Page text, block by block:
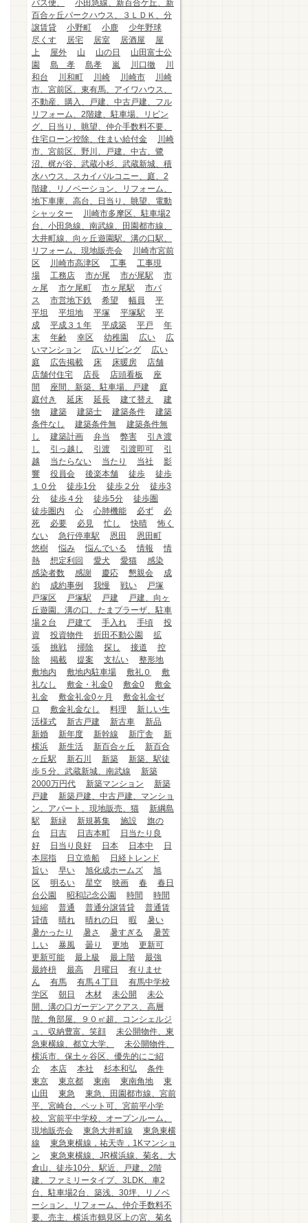
バス便、
小田急線、新百合ケ丘、新
百合ヶ丘パークハウス、３ＬＤＫ、分
譲賃貸
小野町 小鹿
少年野球
尽くす
居宅 居室 居酒屋
屋
上
屋外 山 山の日
山田富士公
園
島 孝 島孝 嵐 川口徹
川
和台
川和町 川崎 川崎市
川崎
市、宮前区、東有馬、アイワハウス、
不動産、購入、戸建、中古戸建、フル
リフォーム、2階建、駐車場、リビン
グ、日当り、眺望、仲介手数料不要、
住宅ローン控除、住まい給付金
川崎
市、宮前区、野川、戸建、中古、鷺
沼、梶が谷、武蔵小杉、武蔵新城、積
水ハウス、スカイバルコニー、庭、2
階建、リノベーション、リフォーム、
地下車庫、高台、日当り、眺望、電動
シャッター
川崎市多摩区、駐車場2
台、小田急線、南武線、田園都市線、
大井町線、向ヶ丘遊園駅、溝の口駅、
リフォーム、現地販売会
川崎市宮前
区
川崎市高津区 工事
工事現
場
工務店 市が尾 市が尾駅
市
ヶ尾
市ケ尾町 市ヶ尾駅
市バ
ス
市営地下鉄 希望 幅員
平
平坦
平坦地 平塚 平塚駅
平
成
平成３１年 平成築 平戸
年
末
年齢 幸区 幼稚園 広い
広
いマンション
広いリビング
広い
庭
広告掲載 床 床暖房
店舗
店舗付住宅
店長 店頭看板
座
間
座間、新築、駐車場、戸建
庭
庭付き
延床 延長 建て替え
建
物
建築 建築士 建築条件
建築
条件なし
建築条件無
建築条件無
し
建築計画 弁当 弊害
引き渡
し
引っ越し 引渡 引渡即可
引
越
当たらない 当たり 当社
影
響
役員会 後楽本舗 徒歩
徒歩
１０分
徒歩1分 徒歩２分
徒歩3
分
徒歩４分 徒歩5分
徒歩圏
徒歩圏内
心 心肺機能 必ず
必
死
必要 必見 忙し 快晴
怖く
ない
急行停車駅 恩田
恩田町
悠樹
悩み 悩んでいる 情報
情
熱
想定利回 愛犬 愛猫
感染
感染者数
感謝 慶応 懇親会
成
約
成約事例 我慢 戦い
戸塚
戸塚区
戸塚駅 戸建
戸建、向ヶ
丘遊園、溝の口、たまプラーザ、駐車
場２台
戸建て 手入れ 手頃
投
資
投資物件 折田不動公園
拡
張
挑戦 掃除 探し 接道
控
除
掲載 提案 支払い
整形地
敷地内
敷地内駐車場 敷礼０
敷
礼なし
敷金・礼金0 敷金0
敷金
礼金
敷金礼金0ヶ月
敷金礼金ゼ
ロ
敷金礼金なし 料理
新しい生
活様式
新古戸建 新古車
新品
新婚
新年度 新幹線 新庁舎
新
横浜
新生活 新百合ヶ丘
新百合
ヶ丘駅
新石川 新築
新築、駅徒
歩５分、武蔵新城、南武線
新築
2000万円代
新築マンション
新築
戸建
新築戸建、中古戸建、マンショ
ン、アパート、現地販売、猫
新綱島
駅
新緑 新規募集 施設
旗の
台
日吉 日吉本町
日当たり良
好
日当り良好 日本 日本中
日
本屈指
日立造船
日経トレンド
旨い
早い 旭化成ホームズ
旭
区
明るい 星空 映画 春
春日
台公園
昭和記念公園 時間
時間
短縮
普通 普通分譲賃貸
普通賃
貸借
晴れ 晴れの日 暇
暑い
暑かったり
暑さ 暑すぎる
暑苦
しい
暴風 曇り 更地
更新可
更新可能
最上級 最上階
最強
最終枡
最高 月曜日
有りませ
ん
有馬 有馬４丁目
有馬中学校
学区
朝日 木材 未公開
未公
開、溝の口ガーデンアクアス、高層
階、角部屋、９０㎡超、コンシェルジ
ュ、収納豊富、笑顔
未公開物件、東
急東横線、都立大学、
未公開物件、
横浜市、保土ヶ谷区、優先的にご紹
介
本店 本社 杉本和弘
条件
東京
東京都 東南 東南角地
東
山田
東急
東急、田園都市線、宮前
平、宮崎台、ペット可、宮前平小学
校、宮前平中学校、オープンルーム、
現地販売会
東急大井町線
東急東横
線
東急東横線，祐天寺，1Kマンショ
ン
東急東横線、JR横浜線、菊名、大
倉山、徒歩10分、駅近、戸建、2階
建、ファミリータイプ、3LDK、車2
台、駐車場2台、築浅、30坪、リノベ
ーション、リフォーム、仲介手数料不
要、売主、横浜市鶴見区上の宮、菊名